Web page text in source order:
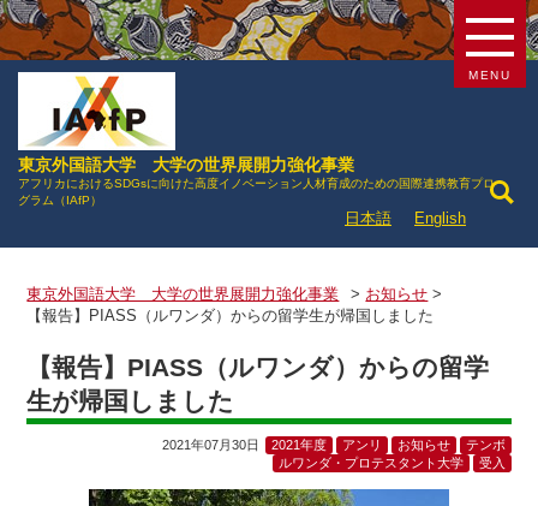
東京外国語大学 大学の世界展開力強化事業
アフリカにおけるSDGsに向けた高度イノベーション人材育成のための国際連携教育プロ
グラム（IAfP）
日本語 English
MENU
東京外国語大学 大学の世界展開力強化事業 > お知らせ >
【報告】PIASS（ルワンダ）からの留学生が帰国しました
【報告】PIASS（ルワンダ）からの留学
生が帰国しました
2021年07月30日 2021年度 アンリ お知らせ
テンボ
ルワンダ・プロテスタント大学
受入